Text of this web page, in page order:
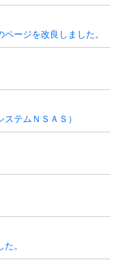
ージを改良しました。
テムＮＳＡＳ）
。